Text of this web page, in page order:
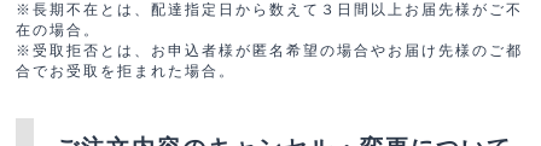
※長期不在とは、配達指定日から数えて３日間以上お届先様がご不
在の場合。
※受取拒否とは、お申込者様が匿名希望の場合やお届け先様のご都
合でお受取を拒まれた場合。